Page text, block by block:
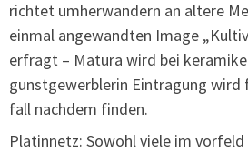
richtet umherwandern an altere
einmal angewandten Image
erfragt – Matura wird bei
gunstgewerblerin Eintragung wird
fall nachdem finden.
Platinnetz: Sowohl viele im